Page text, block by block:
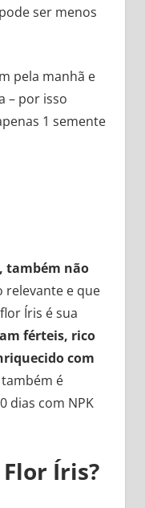
ser menos
pela manhã e
– por isso
1 semente
também não
relevante e que
Íris é sua
férteis, rico
com
é
dias com NPK
Íris?